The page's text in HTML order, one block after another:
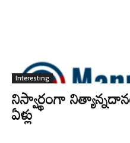
Interesting
నిస్వార్థంగా
ఏళ్లు